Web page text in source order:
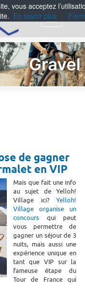
Menu
de gagner
en VIP
Mais que fait une info
au sujet de Yelloh!
Village ici?Yelloh!
Village organise un
concoursqui peut
vous permettre de
gagner un séjour de 3
nuits, mais aussi une
expérience unique en
tant que VIP sur la
fameuse étape du
Tour de France qui
vous acceptez
En savoir plus